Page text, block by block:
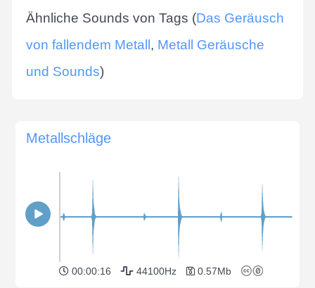
Ähnliche Sounds von Tags (Das Geräusch
von fallendem Metall, Metall Geräusche
und Sounds)
Metallschläge
00:00:16 44100Hz 0.57Mb